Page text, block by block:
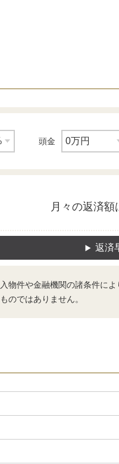
頭金
月々の返済額
返済
件や金融機関の諸条件に
のではありません。